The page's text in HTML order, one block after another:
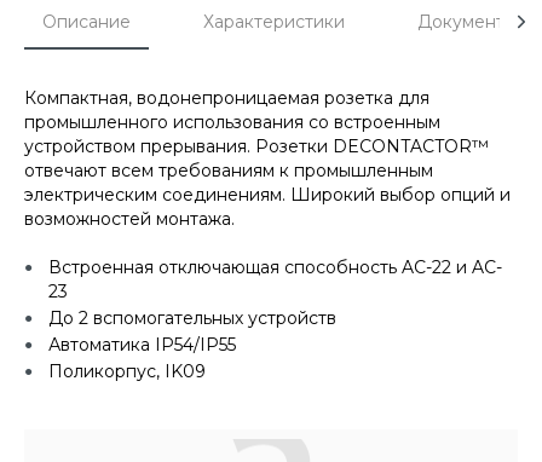
Описание Характеристики Документы
Компактная, водонепроницаемая розетка для
промышленного использования со встроенным
устройством прерывания. Розетки DECONTACTOR™
отвечают всем требованиям к промышленным
электрическим соединениям. Широкий выбор опций и
возможностей монтажа.
Встроенная отключающая способность AC-22 и AC-
23
До 2 вспомогательных устройств
Автоматика IP54/IP55
Поликорпус, IK09